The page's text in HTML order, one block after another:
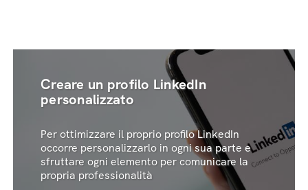
Creare un profilo LinkedIn
personalizzato
Per ottimizzare il proprio profilo LinkedIn
occorre personalizzarlo in ogni sua parte e
sfruttare ogni elemento per comunicare la
propria professionalità